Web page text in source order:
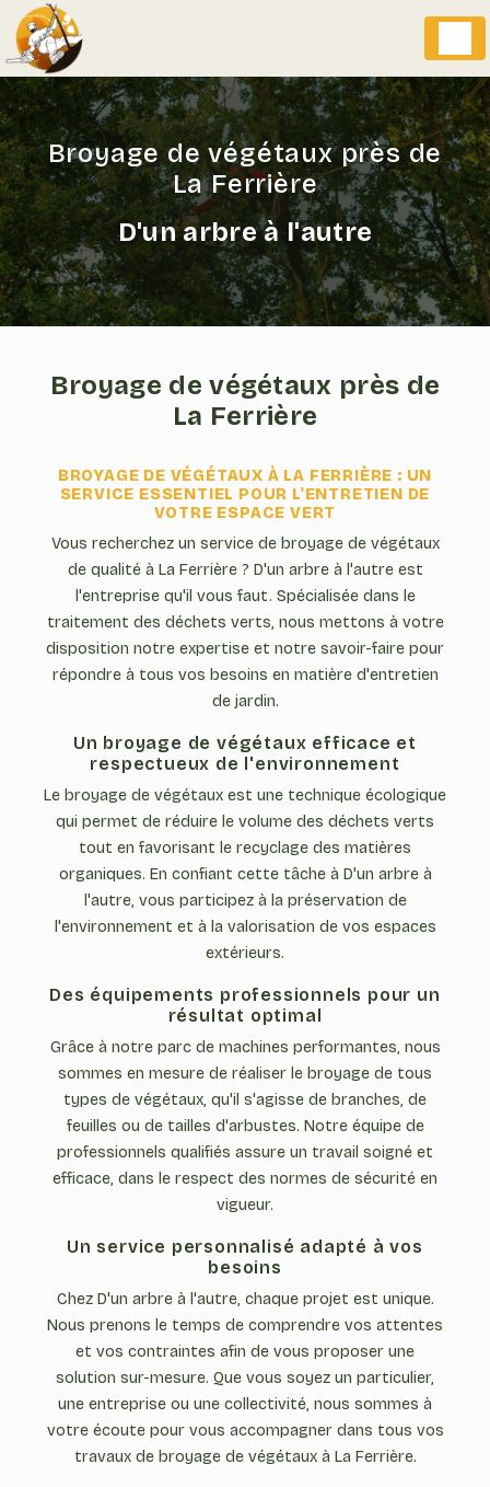
Broyage de végétaux près de
La Ferrière
D'un arbre à l'autre
Broyage de végétaux près de
La Ferrière
BROYAGE DE VÉGÉTAUX À LA FERRIÈRE : UN
SERVICE ESSENTIEL POUR L'ENTRETIEN DE
VOTRE ESPACE VERT
Vous recherchez un service de broyage de végétaux
de qualité à La Ferrière ? D'un arbre à l'autre est
l'entreprise qu'il vous faut. Spécialisée dans le
traitement des déchets verts, nous mettons à votre
disposition notre expertise et notre savoir-faire pour
répondre à tous vos besoins en matière d'entretien
de jardin.
Un broyage de végétaux efficace et
respectueux de l'environnement
Le broyage de végétaux est une technique écologique
qui permet de réduire le volume des déchets verts
tout en favorisant le recyclage des matières
organiques. En confiant cette tâche à D'un arbre à
l'autre, vous participez à la préservation de
l'environnement et à la valorisation de vos espaces
extérieurs.
Des équipements professionnels pour un
résultat optimal
Grâce à notre parc de machines performantes, nous
sommes en mesure de réaliser le broyage de tous
types de végétaux, qu'il s'agisse de branches, de
feuilles ou de tailles d'arbustes. Notre équipe de
professionnels qualifiés assure un travail soigné et
efficace, dans le respect des normes de sécurité en
vigueur.
Un service personnalisé adapté à vos
besoins
Chez D'un arbre à l'autre, chaque projet est unique.
Nous prenons le temps de comprendre vos attentes
et vos contraintes afin de vous proposer une
solution sur-mesure. Que vous soyez un particulier,
une entreprise ou une collectivité, nous sommes à
votre écoute pour vous accompagner dans tous vos
travaux de broyage de végétaux à La Ferrière.
Panneau de gestion des cookies